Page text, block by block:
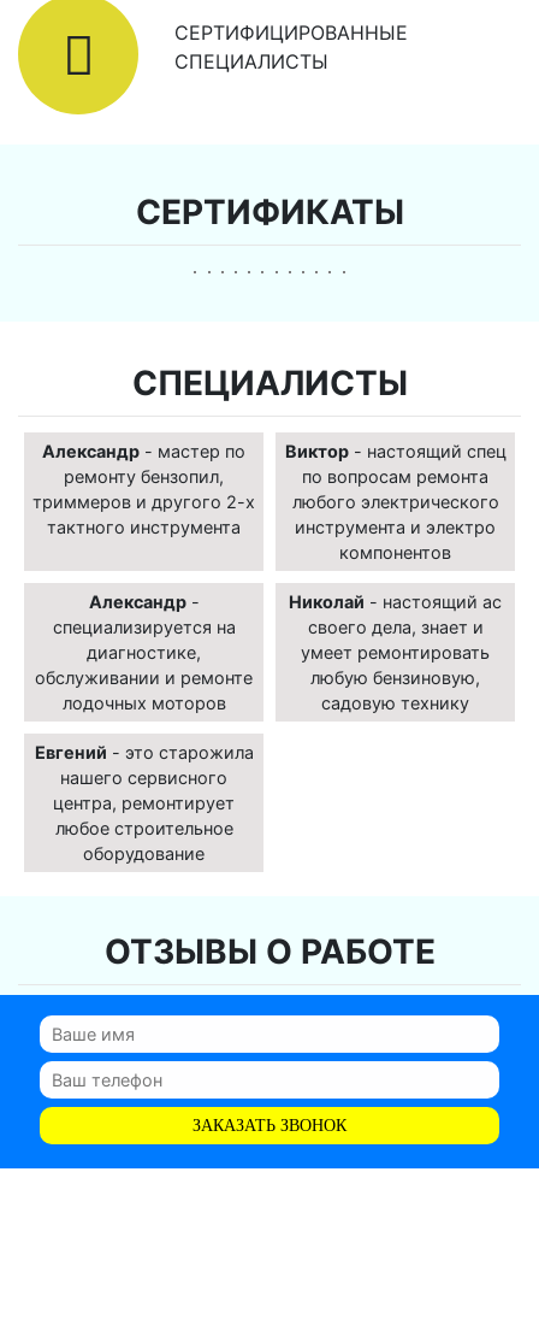
СЕРТИФИЦИРОВАННЫЕ
СПЕЦИАЛИСТЫ
СЕРТИФИКАТЫ
СПЕЦИАЛИСТЫ
Александр - мастер по
ремонту бензопил,
триммеров и другого 2-х
тактного инструмента
Виктор- настоящий спец
по вопросам ремонта
любого электрического
инструмента и электро
компонентов
Александр-
специализируется на
диагностике,
обслуживании и ремонте
лодочных моторов
Николай - настоящий ас
своего дела, знает и
умеет ремонтировать
любую бензиновую,
садовую технику
Евгений - это старожила
нашего сервисного
центра, ремонтирует
любое строительное
оборудование
ОТЗЫВЫ О РАБОТЕ
ЗАКАЗАТЬ ЗВОНОК